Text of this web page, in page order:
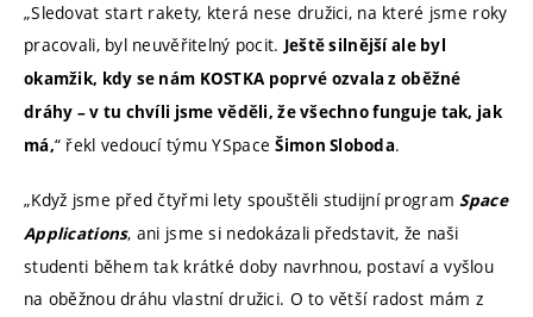
„Sledovat start rakety, která nese družici, na které jsme roky
pracovali, byl neuvěřitelný pocit. Ještě silnější ale byl
okamžik, kdy se nám KOSTKA poprvé ozvala z oběžné
dráhy – v tu chvíli jsme věděli, že všechno funguje tak, jak
má,“ řekl vedoucí týmu YSpaceŠimon Sloboda.
„Když jsme před čtyřmi lety spouštěli studijní programSpace
Applications, ani jsme si nedokázali představit, že naši
studenti během tak krátké doby navrhnou, postaví a vyšlou
na oběžnou dráhu vlastní družici. O to větší radost mám z